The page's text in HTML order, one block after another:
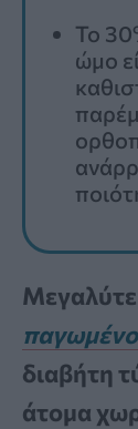
Το
ώμο
διαβήτη
άτομα